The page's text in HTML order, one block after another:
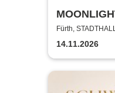
Rhythmus
Rhythm,
Classic
Fürth,
14.11.2026